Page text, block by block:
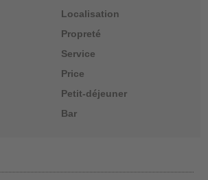
Localisation
Propreté
Service
Price
Petit-déjeuner
Bar